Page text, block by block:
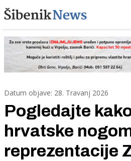
Datum objave: 28. Travanj 2026
Pogledajte
hrvatske
reprezentacije